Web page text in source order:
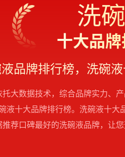
洗
十大品
品牌排行榜，洗碗
大数据技术，综合品牌实力、
液十大品牌排行榜。洗碗液十大
荐口碑最好的洗碗液品牌，让